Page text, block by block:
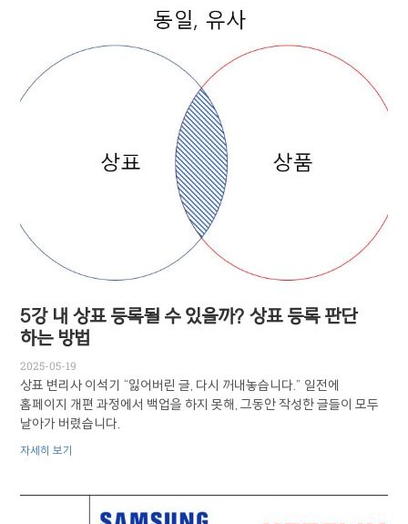
5강 내 상표 등록될 수 있을까? 상표 등록 판단
하는 방법
2025-05-19
상표 변리사 이석기 “잃어버린 글, 다시 꺼내놓습니다.” 일전에
홈페이지 개편 과정에서 백업을 하지 못해, 그동안 작성한 글들이 모두
날아가 버렸습니다.
자세히 보기